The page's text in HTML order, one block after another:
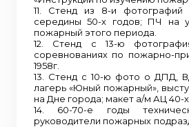
11. Стенд из 8-и фотографий
середины 50-х годов; ПЧ на
пожарный этого периода.
12. Стенд с 13-ю
соревнованиях по пожарно-
1958г.
13. Стенд с 10-ю фото о ДПД,
лагерь «Юный пожарный»,
на Дне города; макет а/м АЦ 40-х
14. 60-70-е годы
руководители пожарных